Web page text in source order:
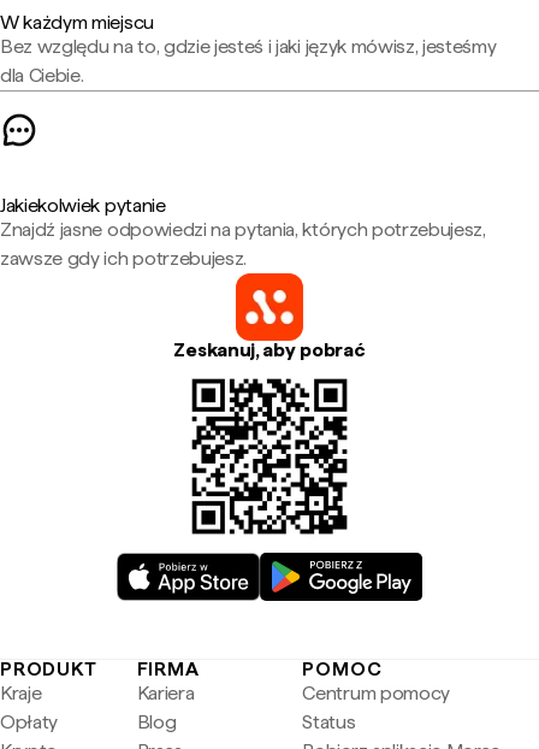
W każdym miejscu
Bez względu na to, gdzie jesteś i jaki język mówisz, jesteśmy
dla Ciebie.
Jakiekolwiek pytanie
Znajdź jasne odpowiedzi na pytania, których potrzebujesz,
zawsze gdy ich potrzebujesz.
Zeskanuj, aby pobrać
PRODUKT
Kraje
Opłaty
FIRMA
Kariera
Blog
POMOC
Centrum pomocy
Status